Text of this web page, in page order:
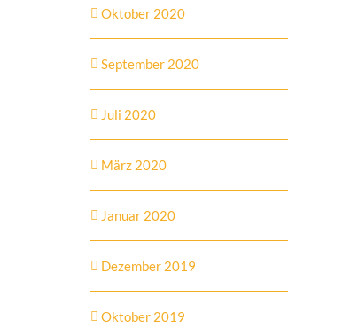
Oktober 2020
September 2020
Juli 2020
März 2020
Januar 2020
Dezember 2019
Oktober 2019